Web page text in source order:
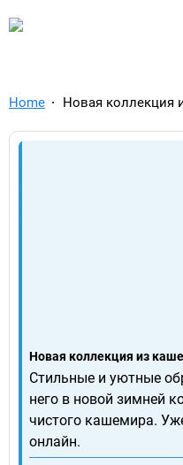
Home Новая коллекция
Новая коллекция из
Стильные и уютные
него в новой зимней
чистого кашемира.
онлайн.